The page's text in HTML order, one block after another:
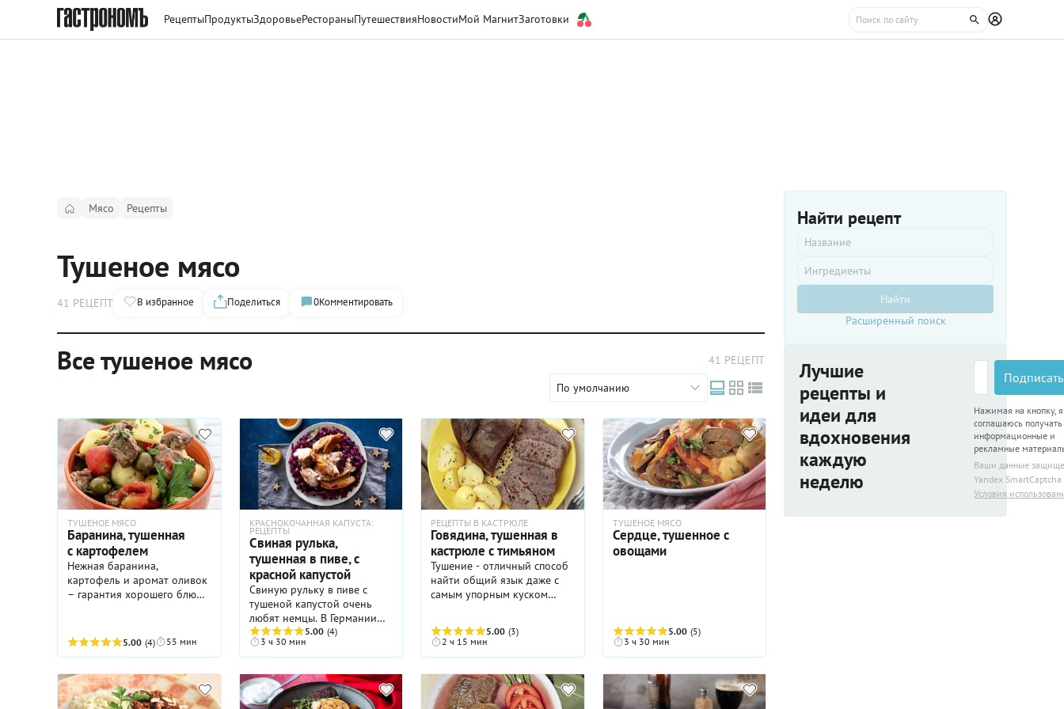
РецептыПродуктыЗдоровьеРестораныПутешествияНовостиМой МагнитЗаготовки
Мясо Рецепты
Тушеное мясо
41 РЕЦЕПТ В избранное Поделиться 0Комментировать
Все тушеное мясо
41 РЕЦЕПТ
По умолчанию
ТУШЕНОЕ МЯСО
Баранина, тушенная
с картофелем
Нежная баранина,
картофель и аромат оливок
– гарантия хорошего блюда.
мужчины, и женщины. А при
помощи новых технологий
меньшечем за час.
5.00 (4) 55 мин
КРАСНОКОЧАННАЯ КАПУСТА:
РЕЦЕПТЫ
Cвиная рулька,
тушенная в пиве, с
красной капустой
Свиную рульку в пиве с
тушеной капустой очень
любят немцы. В Германии
это блюдо называется
айсбан и готовится с белой
капустой, которую мы
заменили на
краснокочанную. Пивной
бульон, в котором томились
5.00 (4)
3 ч 30 мин
РЕЦЕПТЫ В КАСТРЮЛЕ
Говядина, тушенная в
кастрюле с тимьяном
Тушение - отличный способ
найти общий язык даже с
самым упорным куском
оковалком. Без долгой
термической обработки
мясо этого довольно
отруба получается жестким,
так что стоит его подольше
5.00 (3)
2 ч 15 мин
ТУШЕНОЕ МЯСО
Сердце, тушенное с
овощами
5.00 (5)
3 ч 30 мин
Найти рецепт
Найти
Расширенный поиск
Лучшие
рецепты и
идеи для
вдохновения
каждую
неделю
Нажимая на кнопку, я
соглашаюсь получать
информационные и
рекламные
Ваши данные
Yandex SmartCaptcha
Условия